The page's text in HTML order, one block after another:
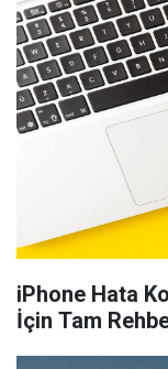
iPhone Hata
İçin Tam